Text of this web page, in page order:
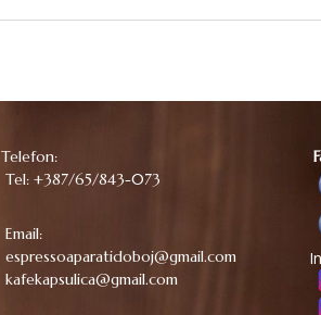
Telefon:
Tel: +387/65/843-073
Email:
espressoaparatidoboj@gmail.com
kafekapsulica@gmail.com